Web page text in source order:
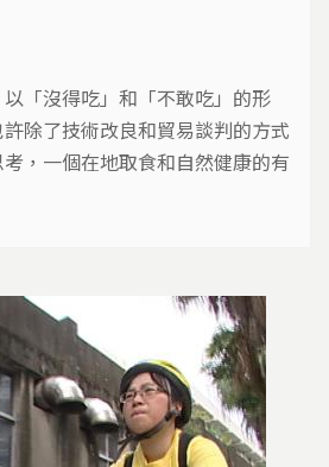
「沒得吃」和「不敢吃」的形
除了技術改良和貿易談判的方式
，一個在地取食和自然健康的有
花蓮，一位準博士生，開設了一
自己的方式，解決糧荒的危機...